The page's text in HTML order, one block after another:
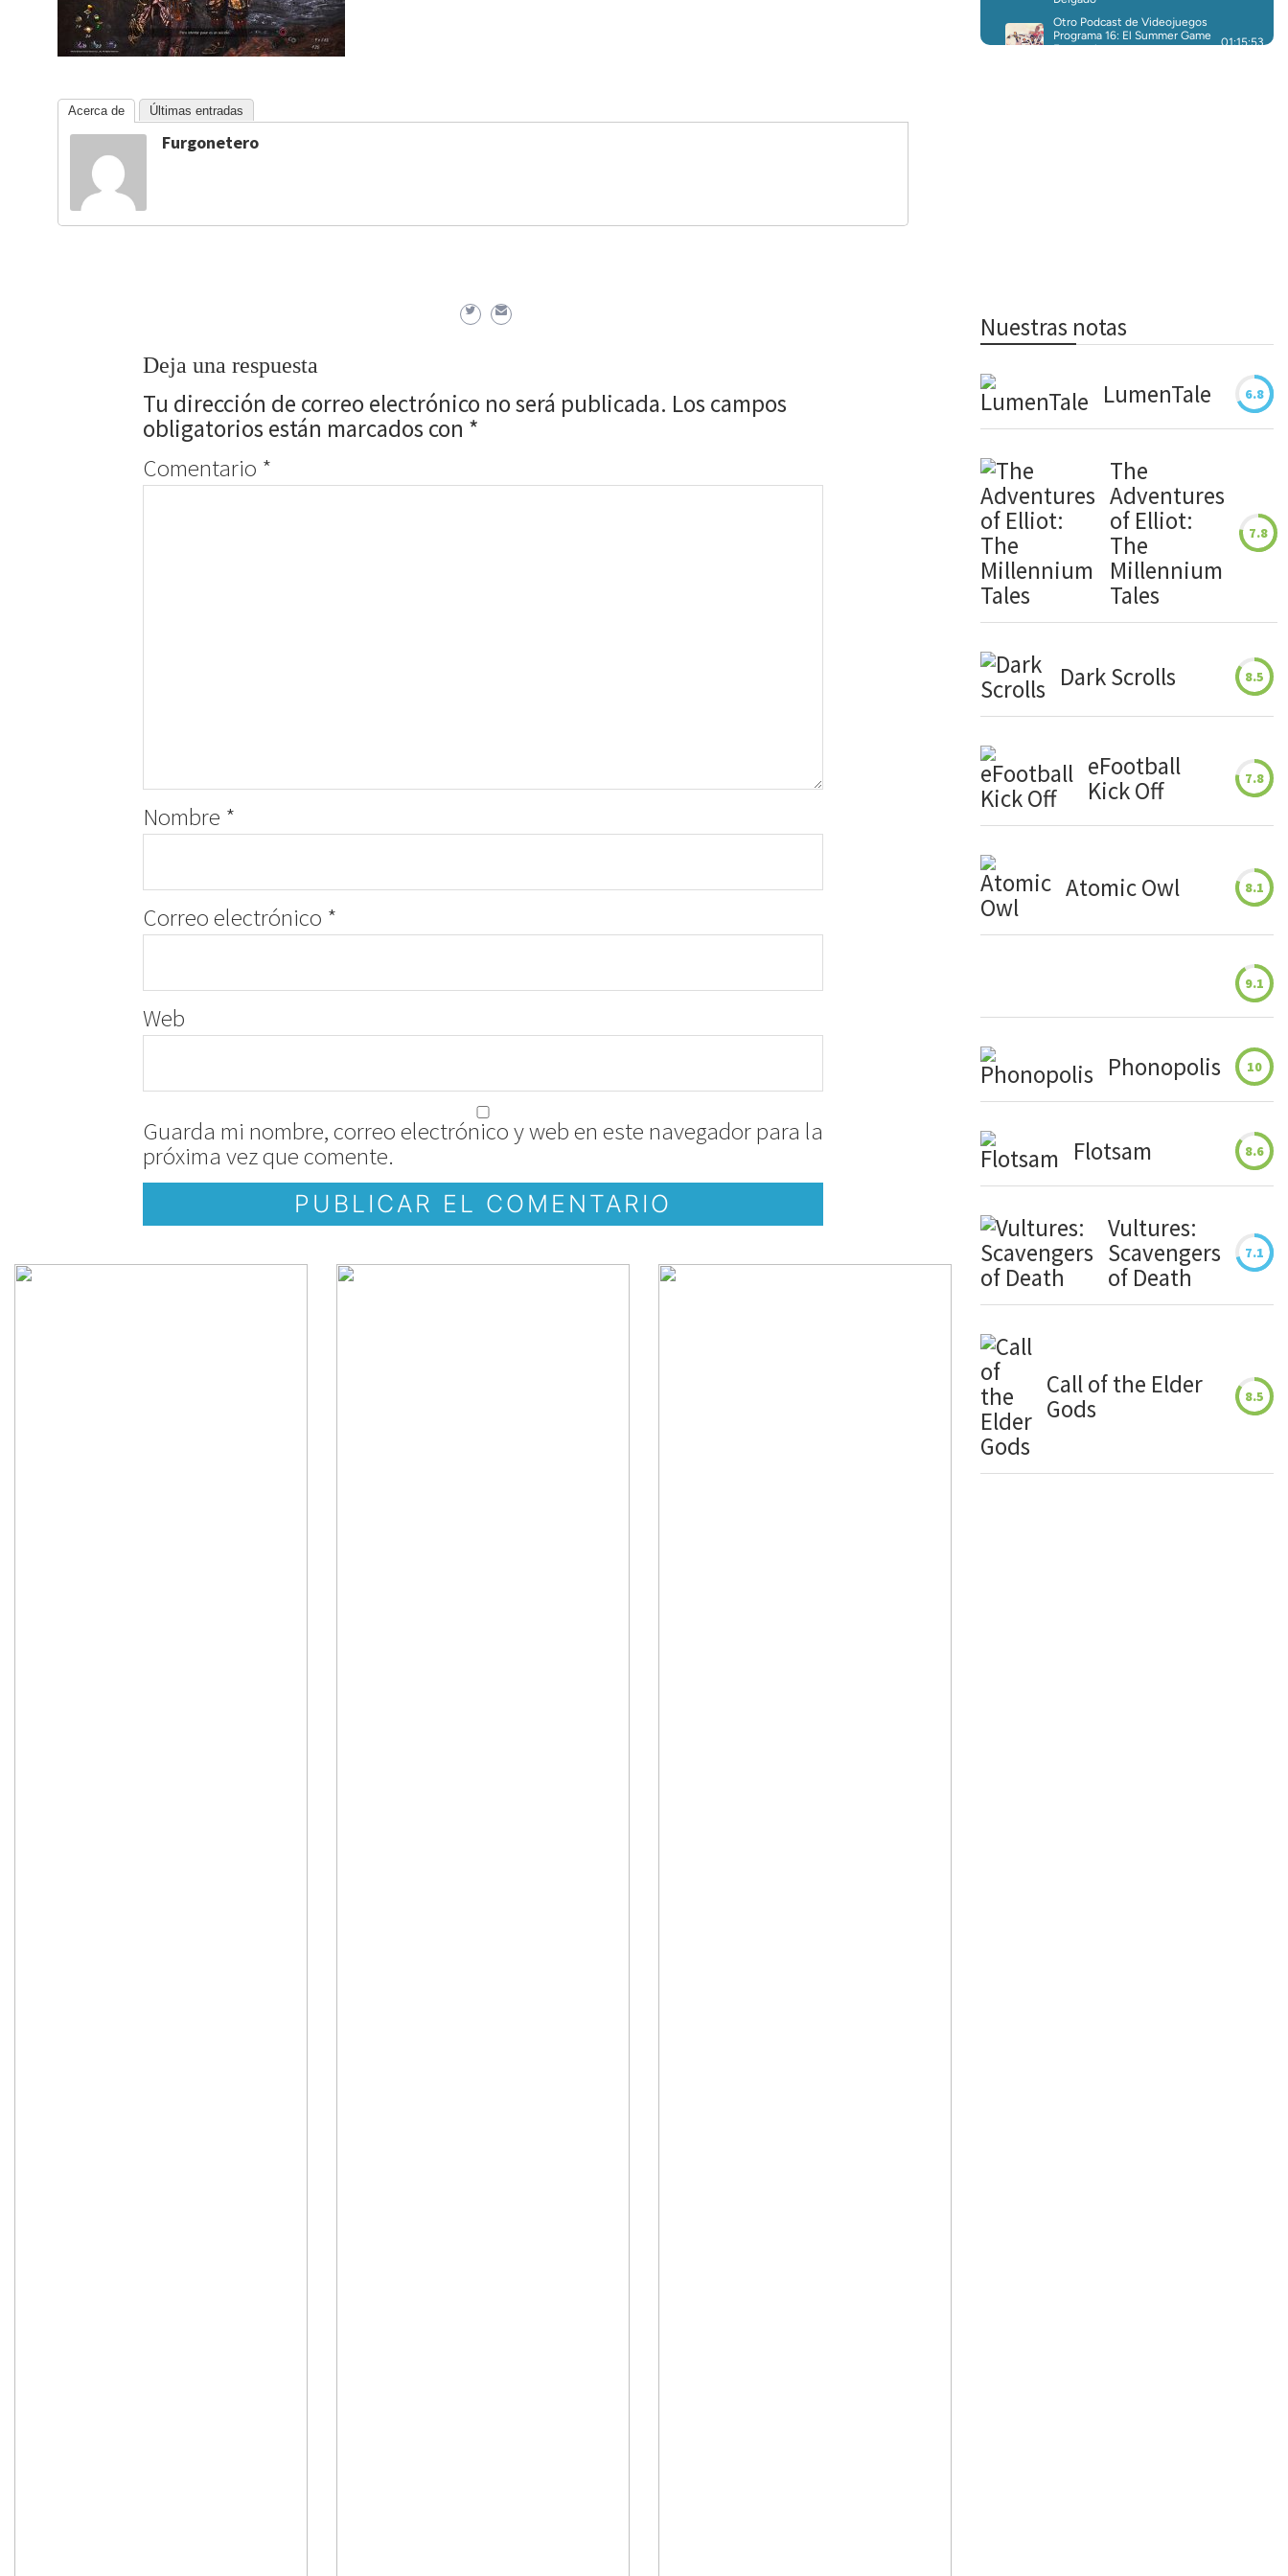
Acerca de Últimas entradas
Furgonetero
Deja una respuesta
Tu dirección de correo electrónico no será publicada. Los campos
obligatorios están marcados con *
Comentario *
Nombre *
Correo electrónico *
Web
Guarda mi nombre, correo electrónico y web en este navegador para la
próxima vez que comente.
Nuestras notas
LumenTale 6.8
The
Adventures
of Elliot:
The
Millennium
Tales
7.8
Dark Scrolls 8.5
eFootball
Kick Off
7.8
Atomic Owl 8.1
9.1
Phonopolis 10
Flotsam 8.6
Vultures:
Scavengers
of Death
7.1
Call of the Elder
Gods
8.5